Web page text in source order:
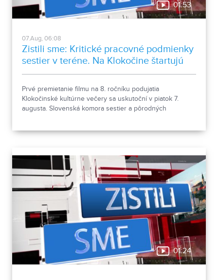
01:53
07.Aug, 06:08
Zistili sme: Kritické pracovné podmienky
sestier v teréne. Na Klokočine štartujú
kultúrne večery
Prvé premietanie filmu na 8. ročníku podujatia
Klokočinské kultúrne večery sa uskutoční v piatok 7.
augusta. Slovenská komora sestier a pôrodných
01:24